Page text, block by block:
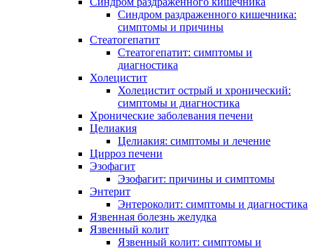
Синдром раздраженного кишечника:
симптомы и причины
Стеатогепатит
Стеатогепатит: симптомы и
диагностика
Холецистит
Холецистит острый и хронический:
симптомы и диагностика
Хронические заболевания печени
Целиакия
Целиакия: симптомы и лечение
Цирроз печени
Эзофагит
Эзофагит: причины и симптомы
Энтерит
Энтероколит: симптомы и диагностика
Язвенная болезнь желудка
Язвенный колит
Язвенный колит: симптомы и